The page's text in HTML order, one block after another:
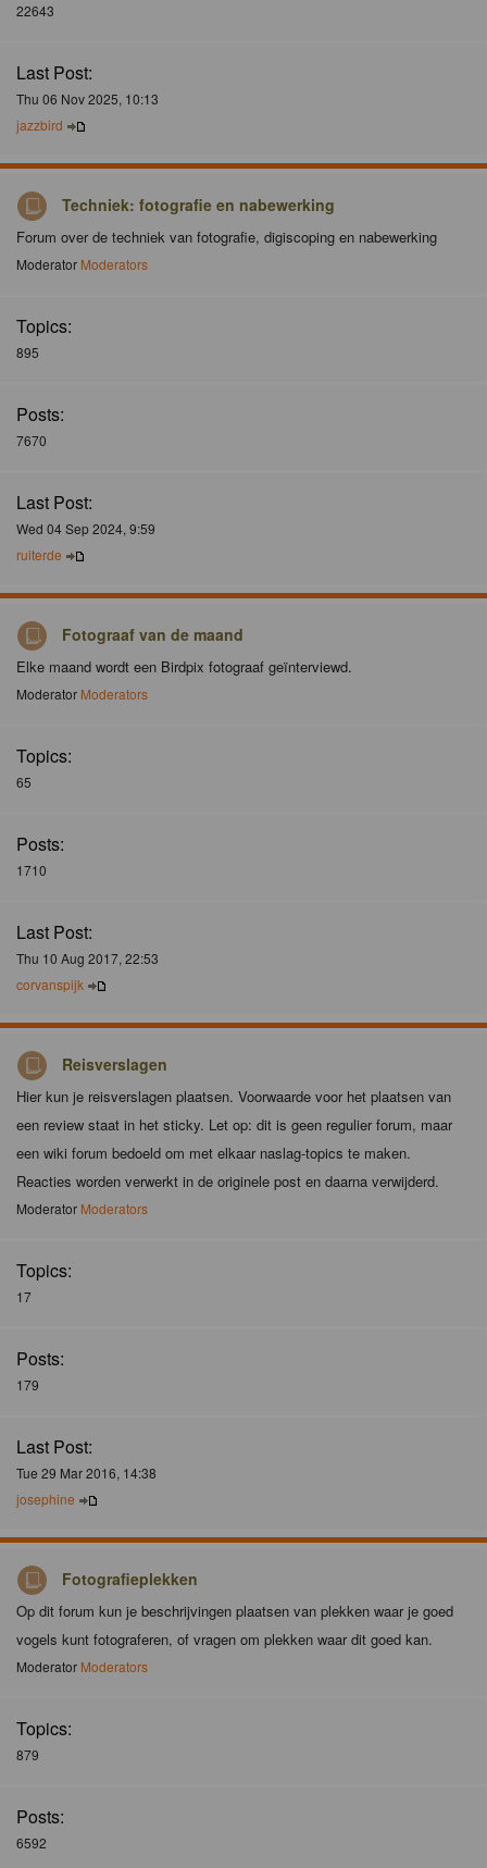
22643
Last Post:
Thu 06 Nov 2025, 10:13
jazzbird
Techniek: fotografie en nabewerking
Forum over de techniek van fotografie, digiscoping en nabewerking
Moderator Moderators
Topics:
895
Posts:
7670
Last Post:
Wed 04 Sep 2024, 9:59
ruiterde
Fotograaf van de maand
Elke maand wordt een Birdpix fotograaf geïnterviewd.
Moderator Moderators
Topics:
65
Posts:
1710
Last Post:
Thu 10 Aug 2017, 22:53
corvanspijk
Reisverslagen
Hier kun je reisverslagen plaatsen. Voorwaarde voor het plaatsen van
een review staat in het sticky. Let op: dit is geen regulier forum, maar
een wiki forum bedoeld om met elkaar naslag-topics te maken.
Reacties worden verwerkt in de originele post en daarna verwijderd.
Moderator Moderators
Topics:
17
Posts:
179
Last Post:
Tue 29 Mar 2016, 14:38
josephine
Fotografieplekken
Op dit forum kun je beschrijvingen plaatsen van plekken waar je goed
vogels kunt fotograferen, of vragen om plekken waar dit goed kan.
Moderator Moderators
Topics:
879
Posts:
6592